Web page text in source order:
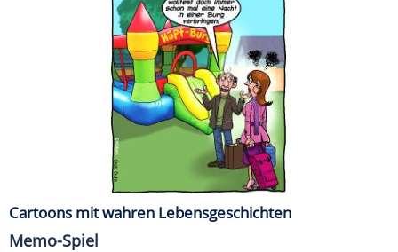
Cartoons mit wahren Lebensgeschichten
Memo-Spiel